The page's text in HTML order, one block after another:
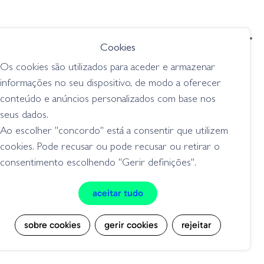
privacidade
Grilo Pesca - Loja de Pesca e Competição © Todos os direitos reservados |
Cookies
Os cookies são utilizados para aceder e armazenar
informações no seu dispositivo, de modo a oferecer
conteúdo e anúncios personalizados com base nos
seus dados.
Ao escolher "concordo" está a consentir que utilizem
cookies. Pode recusar ou pode recusar ou retirar o
consentimento escolhendo "Gerir definições".
aceitar tudo
sobre cookies gerir cookies rejeitar